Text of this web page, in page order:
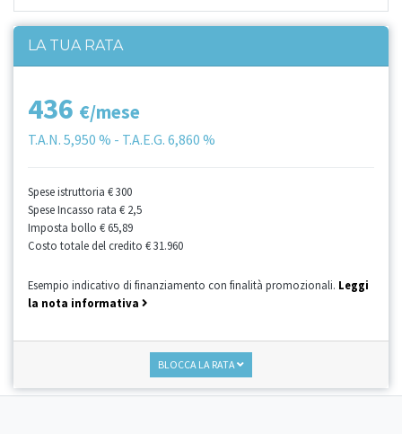
LA TUA RATA
436 €/mese
T.A.N. 5,950 % - T.A.E.G. 6,860 %
Spese istruttoria € 300
Spese Incasso rata € 2,5
Imposta bollo € 65,89
Costo totale del credito € 31.960
Esempio indicativo di finanziamento con finalità promozionali. Leggi
la nota informativa
BLOCCA LA RATA